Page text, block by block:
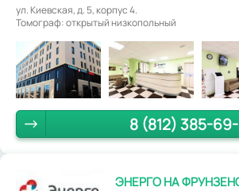
ул. Киевская, д. 5, корпус 4.
Томограф: открытый низкопольный
8 (812) 385-
ЭНЕРГО НА